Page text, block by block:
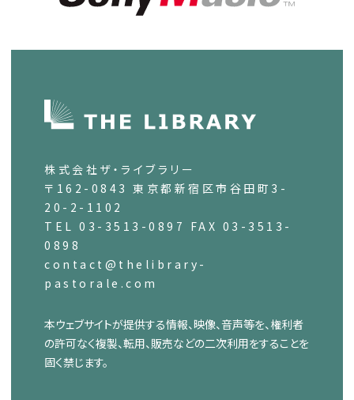
株式会社ザ・ライブラリー
〒162-0843 東京都新宿区市谷田町3-
20-2-1102
TEL 03-3513-0897 FAX 03-3513-
0898
contact@thelibrary-
pastorale.com
本ウェブサイトが提供する情報、映像、音声等を、権利者
の許可なく複製、転用、販売などの二次利用をすることを
固く禁じます。